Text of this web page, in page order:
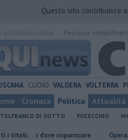
Questo sito contribuisce
CUOIO VALDERA VOLTERRA
Cronaca Politica Attualità
DI SOTTO FUCECCHIO
i titoli:dove risparmiare Operazione